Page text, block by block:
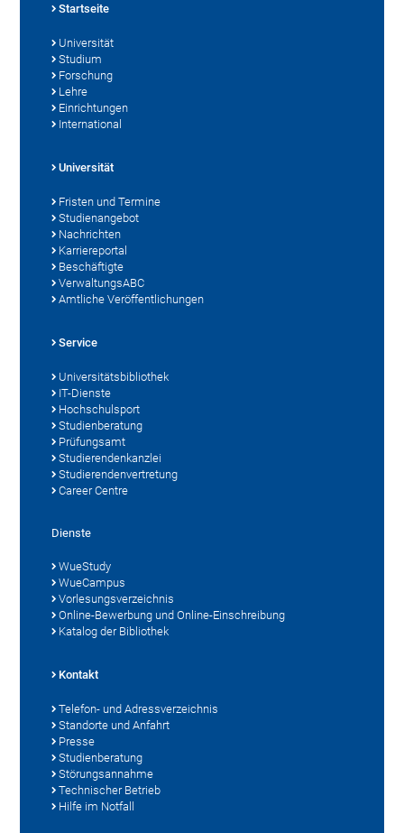
Startseite
Universität
Studium
Forschung
Lehre
Einrichtungen
International
Universität
Fristen und Termine
Studienangebot
Nachrichten
Karriereportal
Beschäftigte
VerwaltungsABC
Amtliche Veröffentlichungen
Service
Universitätsbibliothek
IT-Dienste
Hochschulsport
Studienberatung
Prüfungsamt
Studierendenkanzlei
Studierendenvertretung
Career Centre
Dienste
WueStudy
WueCampus
Vorlesungsverzeichnis
Online-Bewerbung und Online-Einschreibung
Katalog der Bibliothek
Kontakt
Telefon- und Adressverzeichnis
Standorte und Anfahrt
Presse
Studienberatung
Störungsannahme
Technischer Betrieb
Hilfe im Notfall